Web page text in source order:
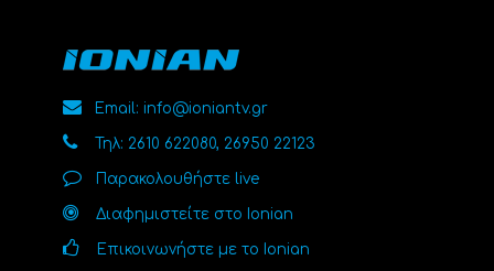
Email: info@ioniantv.gr
Τηλ: 2610 622080, 26950 22123
Παρακολουθήστε live
Διαφημιστείτε στο Ionian
Επικοινωνήστε με το Ionian